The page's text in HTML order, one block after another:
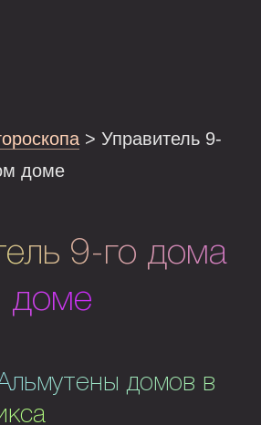
> Управитель 9-
доме
9-го дома
доме
домов в